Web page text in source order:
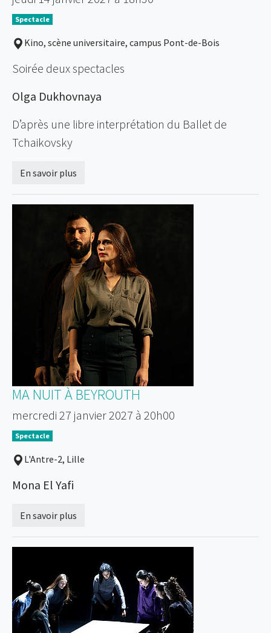
Spectacle
Kino, scène universitaire, campus Pont-de-Bois
Soirée deux spectacles
Olga Dukhovnaya
D’après une libre interprétation du Ballet de
Tchaikovsky
En savoir plus
MA NUIT À BEYROUTH
mercredi 27 janvier 2027 à 20h00
Spectacle
L'Antre-2, Lille
Mona El Yafi
En savoir plus